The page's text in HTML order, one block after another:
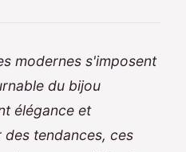
modernes s'imposent
du bijou
élégance et
tendances, ces